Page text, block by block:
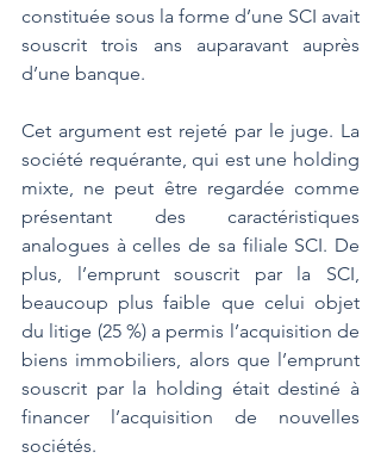
constituée sous la forme d’une SCI avait
souscrit trois ans auparavant auprès
d’une banque.
Cet argument est rejeté par le juge. La
société requérante, qui est une holding
mixte, ne peut être regardée comme
présentant des caractéristiques
analogues à celles de sa filiale SCI. De
plus, l’emprunt souscrit par la SCI,
beaucoup plus faible que celui objet
du litige (25 %) a permis l’acquisition de
biens immobiliers, alors que l’emprunt
souscrit par la holding était destiné à
financer l’acquisition de nouvelles
sociétés.